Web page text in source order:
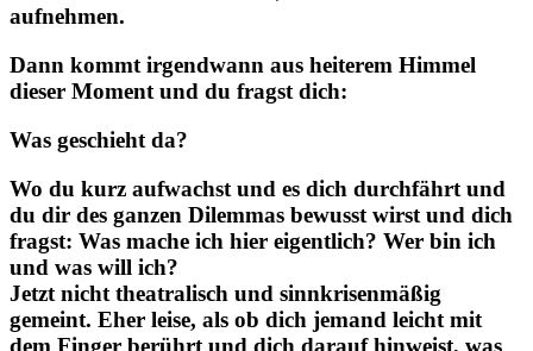
aufnehmen.
Dann kommt irgendwann aus heiterem Himmel
dieser Moment und du fragst dich:
Was geschieht da?
Wo du kurz aufwachst und es dich durchfährt und
du dir des ganzen Dilemmas bewusst wirst und dich
fragst: Was mache ich hier eigentlich? Wer bin ich
und was will ich?
Jetzt nicht theatralisch und sinnkrisenmäßig
gemeint. Eher leise, als ob dich jemand leicht mit
dem Finger berührt und dich darauf hinweist, was